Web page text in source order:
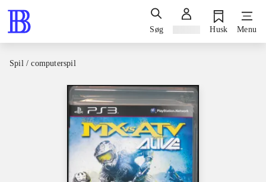
Søg Husk Menu
Spil / computerspil